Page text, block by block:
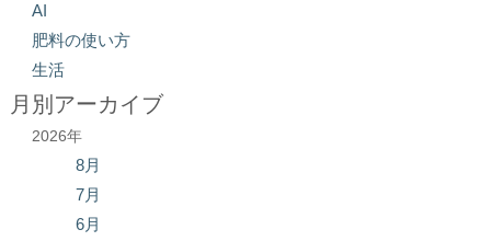
AI
肥料の使い方
生活
月別アーカイブ
2026年
8月
7月
6月